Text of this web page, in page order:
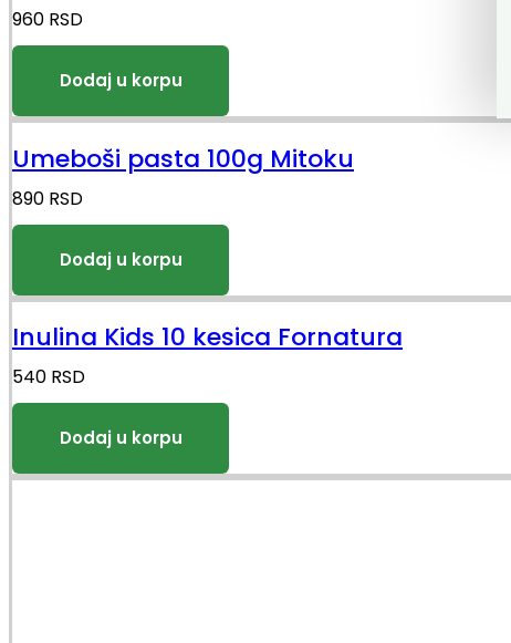
960 RSD
Umeboši pasta 100g Mitoku
890 RSD
Inulina Kids 10 kesica Fornatura
540 RSD